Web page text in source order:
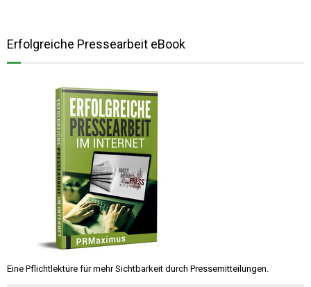
Erfolgreiche Pressearbeit eBook
Eine Pflichtlektüre für mehr Sichtbarkeit durch Pressemitteilungen.